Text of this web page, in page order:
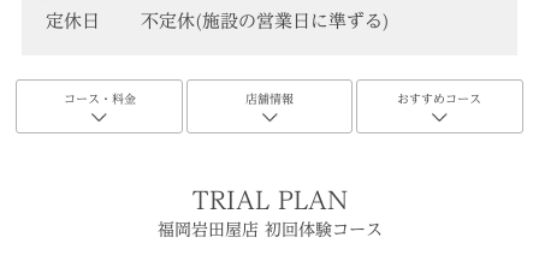
定休日 不定休(施設の営業日に準ずる)
コース・料金 店舗情報 おすすめコース
TRIAL PLAN
福岡岩田屋店 初回体験コース